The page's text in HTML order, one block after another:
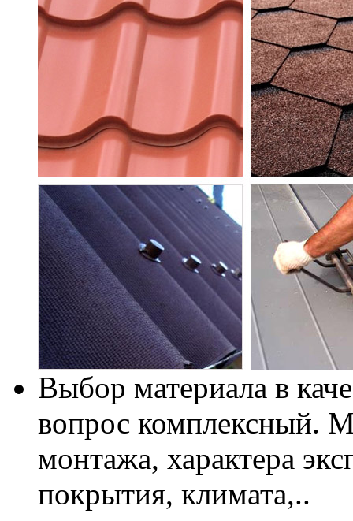
Выбор материала в
вопрос комплексный.
монтажа, характера
покрытия, климата,..